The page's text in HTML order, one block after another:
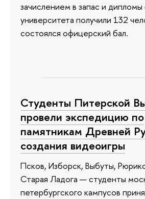
зачислением в запас и
университета получили 132
состоялся офицерский бал.
Студенты Питерской
провели экспедицию по
памятникам Древней
создания видеоигры
Псков, Изборск, Выбуты,
Старая Ладога — студенты
петербургского кампусов